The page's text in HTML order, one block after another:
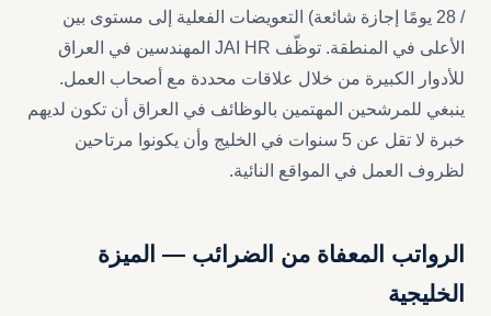
/ 28 يومًا إجازة شائعة) التعويضات الفعلية إلى مستوى بين
الأعلى في المنطقة. توظّف JAI HR المهندسين في العراق
للأدوار الكبيرة من خلال علاقات محددة مع أصحاب العمل.
ينبغي للمرشحين المهتمين بالوظائف في العراق أن تكون لديهم
خبرة لا تقل عن 5 سنوات في الخليج وأن يكونوا مرتاحين
لظروف العمل في المواقع النائية.
الرواتب المعفاة من الضرائب — الميزة
الخليجية